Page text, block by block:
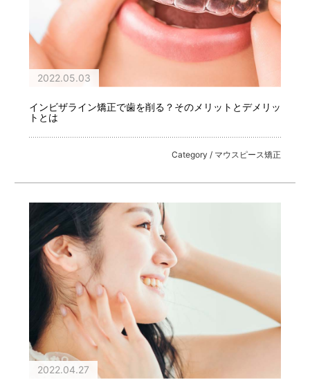
2022.05.03
インビザライン矯正で歯を削る？そのメリットとデメリッ
トとは
Category / マウスピース矯正
2022.04.27